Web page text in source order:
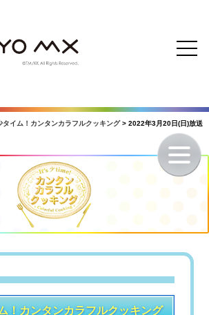
タイム！カンタンカラフルクッキング> 2022年3月20日(日)放送
！カンタンカラフルクッキング